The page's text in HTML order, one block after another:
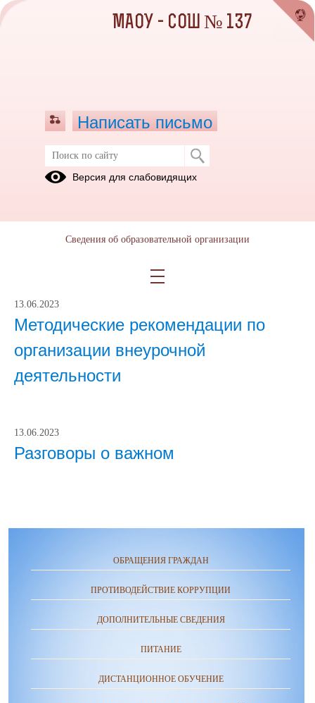
Внеурочная деятельность
Рабочие программы курсов внеурочной деятельности
13.06.2023
Методические рекомендации по
организации внеурочной
деятельности
13.06.2023
Разговоры о важном
ОБРАЩЕНИЯ ГРАЖДАН
ПРОТИВОДЕЙСТВИЕ КОРРУПЦИИ
ДОПОЛНИТЕЛЬНЫЕ СВЕДЕНИЯ
ПИТАНИЕ
ДИСТАНЦИОННОЕ ОБУЧЕНИЕ
МАОУ - СОШ № 137
Написать письмо
Версия для слабовидящих
Сведения об образовательной организации